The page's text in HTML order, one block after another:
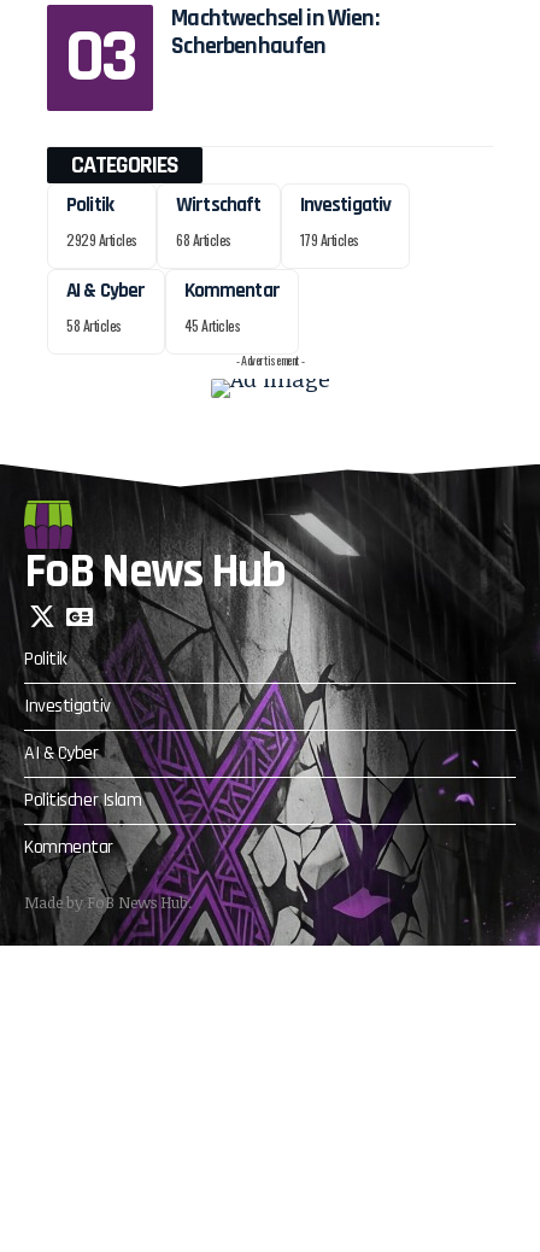
Machtwechsel in Wien:
Scherbenhaufen
CATEGORIES
Politik
2929 Articles
Wirtschaft
68 Articles
Investigativ
179 Articles
AI & Cyber
58 Articles
Kommentar
45 Articles
- Advertisement -
FoB News Hub
Politik
Investigativ
AI & Cyber
Politischer Islam
Kommentar
Made by FoB News Hub.